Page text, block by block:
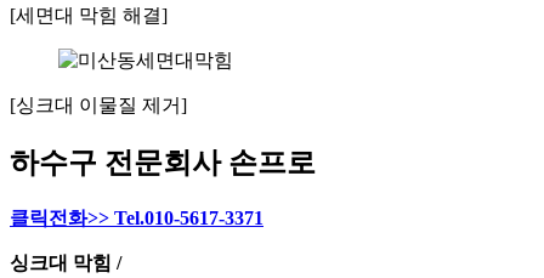
[세면대 막힘 해결]
[싱크대 이물질 제거]
하수구 전문회사 손프로
클릭전화>> Tel.010-5617-3371
싱크대 막힘 /